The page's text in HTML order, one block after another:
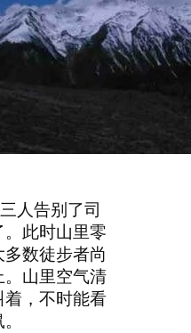
人告别了司
此时山里零
数徒步者尚
山里空气清
，不时能看